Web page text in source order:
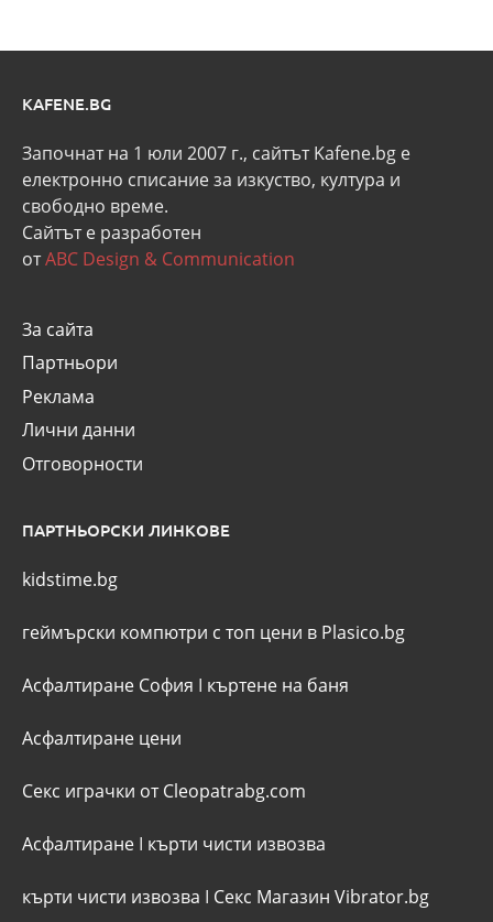
KAFENE.BG
Започнат на 1 юли 2007 г., сайтът Kafene.bg e
eлектронно списание за изкуство, култура и
свободно време.
Сайтът е разработен
отABC Design & Communication
За сайта
Партньори
Реклама
Лични данни
Отговорности
ПАРТНЬОРСКИ ЛИНКОВЕ
kidstime.bg
геймърски компютри с топ цени в Plasico.bg
Асфалтиране София I къртене на баня
Асфалтиране цени
Секс играчки от Cleopatrabg.com
Асфалтиране I кърти чисти извозва
кърти чисти извозва I Секс Магазин Vibrator.bg